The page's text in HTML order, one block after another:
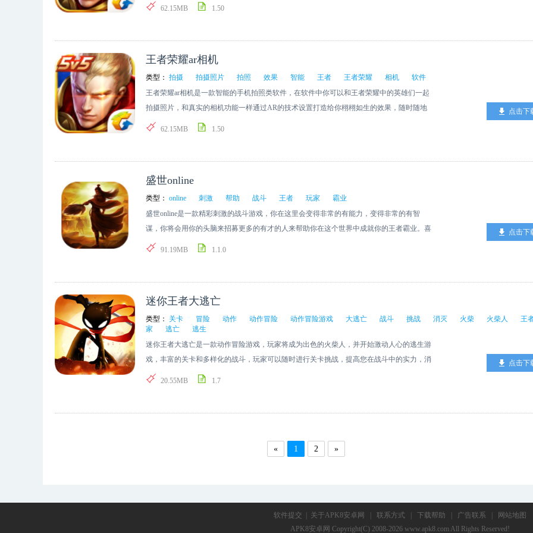
拍摄各种漂亮的照片变得更加的整洁一些非常的方便。
62.15MB 1.50
王者荣耀ar相机
类型： 拍摄 拍摄照片 拍照 效果 智能 王者 王者荣耀 相机
软件
王者荣耀ar相机是一款智能的手机拍照类软件，在软件中你可以和王者荣耀中的英雄们一起
拍摄照片，和真实的相机功能一样通过AR的技术设置打造给你栩栩如生的效果，随时随地
可以在这里拍摄好看的照片，感兴趣的小伙伴们快来下载！
62.15MB 1.50
点击下
盛世online
类型： online 刺激 帮助 战斗 王者 玩家
霸业
盛世online是一款精彩刺激的战斗游戏，你在这里会变得非常的有能力，变得非常的有智
谋，你将会用你的头脑来招募更多的有才的人来帮助你在这个世界中成就你的王者霸业。喜
欢的玩家快点下载吧。
91.19MB 1.1.0
点击下
迷你王者大逃亡
类型： 关卡 冒险 动作 动作冒险 动作冒险游戏 大逃亡 战斗 挑战 消灭 火柴 火柴人
王
家
逃亡
逃生
迷你王者大逃亡是一款动作冒险游戏，玩家将成为出色的火柴人，并开始激动人心的逃生游
戏，丰富的关卡和多样化的战斗，玩家可以随时进行关卡挑战，提高您在战斗中的实力，消
灭所有敌人。
20.55MB 1.7
点击下
« 1 2 »
软件提交 关于APK8安卓网 联系方式 下载帮助 广告联系
网站地图
APK8安卓网 Copyright(C) 2008-2026 www.apk8.com All Rights Reserved!